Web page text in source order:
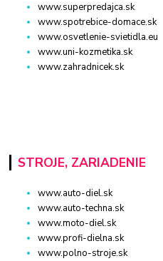
www.superpredajca.sk
www.spotrebice-domace.sk
www.osvetlenie-svietidla.eu
www.uni-kozmetika.sk
www.zahradnicek.sk
STROJE, ZARIADENIE
www.auto-diel.sk
www.auto-techna.sk
www.moto-diel.sk
www.profi-dielna.sk
www.polno-stroje.sk